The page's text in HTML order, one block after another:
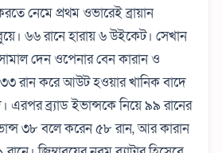
নেমে প্রথম ওভারেই ব্রায়ান
৬৬ রানে হারায় ৬ উইকেট। সেখান
দেন ওপেনার বেন কারান ও
৩৩ রান করে আউট হওয়ার খানিক বাদে
এরপর ব্র্যাড ইভান্সকে নিয়ে ৯৯ রানের
৩৮ বলে করেন ৫৮ রান, আর কারান